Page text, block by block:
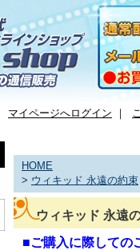
マイページへログイン ｜
HOME
> ウィキッド 永遠の約束
ウィキッド 永遠
■ご購入に際しての